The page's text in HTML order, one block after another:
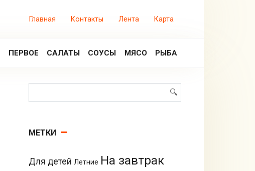
Главная Контакты Лента Карта
ПЕРВОЕ САЛАТЫ СОУСЫ МЯСО РЫБА
МЕТКИ
Для детей Летние На завтрак